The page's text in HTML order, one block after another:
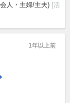
人・主婦/主夫) [活
1年以上前